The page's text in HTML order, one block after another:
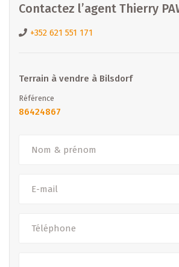
Contactez l’agent Thierry
+352 621 551 171
Terrain à vendre à Bilsdorf
Référence
86424867